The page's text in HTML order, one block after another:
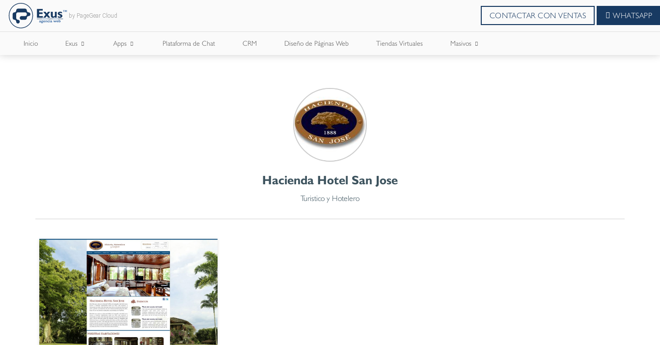
by PageGear Cloud CONTACTAR CON VENTAS WHATSAPP
Inicio Exus Apps Plataforma de Chat CRM Diseño de Páginas Web Tiendas Virtuales Masivos
Hacienda Hotel San Jose
Turistico y Hotelero